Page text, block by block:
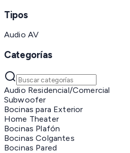
Tipos
Audio AV
Categorías
Audio Residencial/Comercial
Subwoofer
Bocinas para Exterior
Home Theater
Bocinas Plafón
Bocinas Colgantes
Bocinas Pared